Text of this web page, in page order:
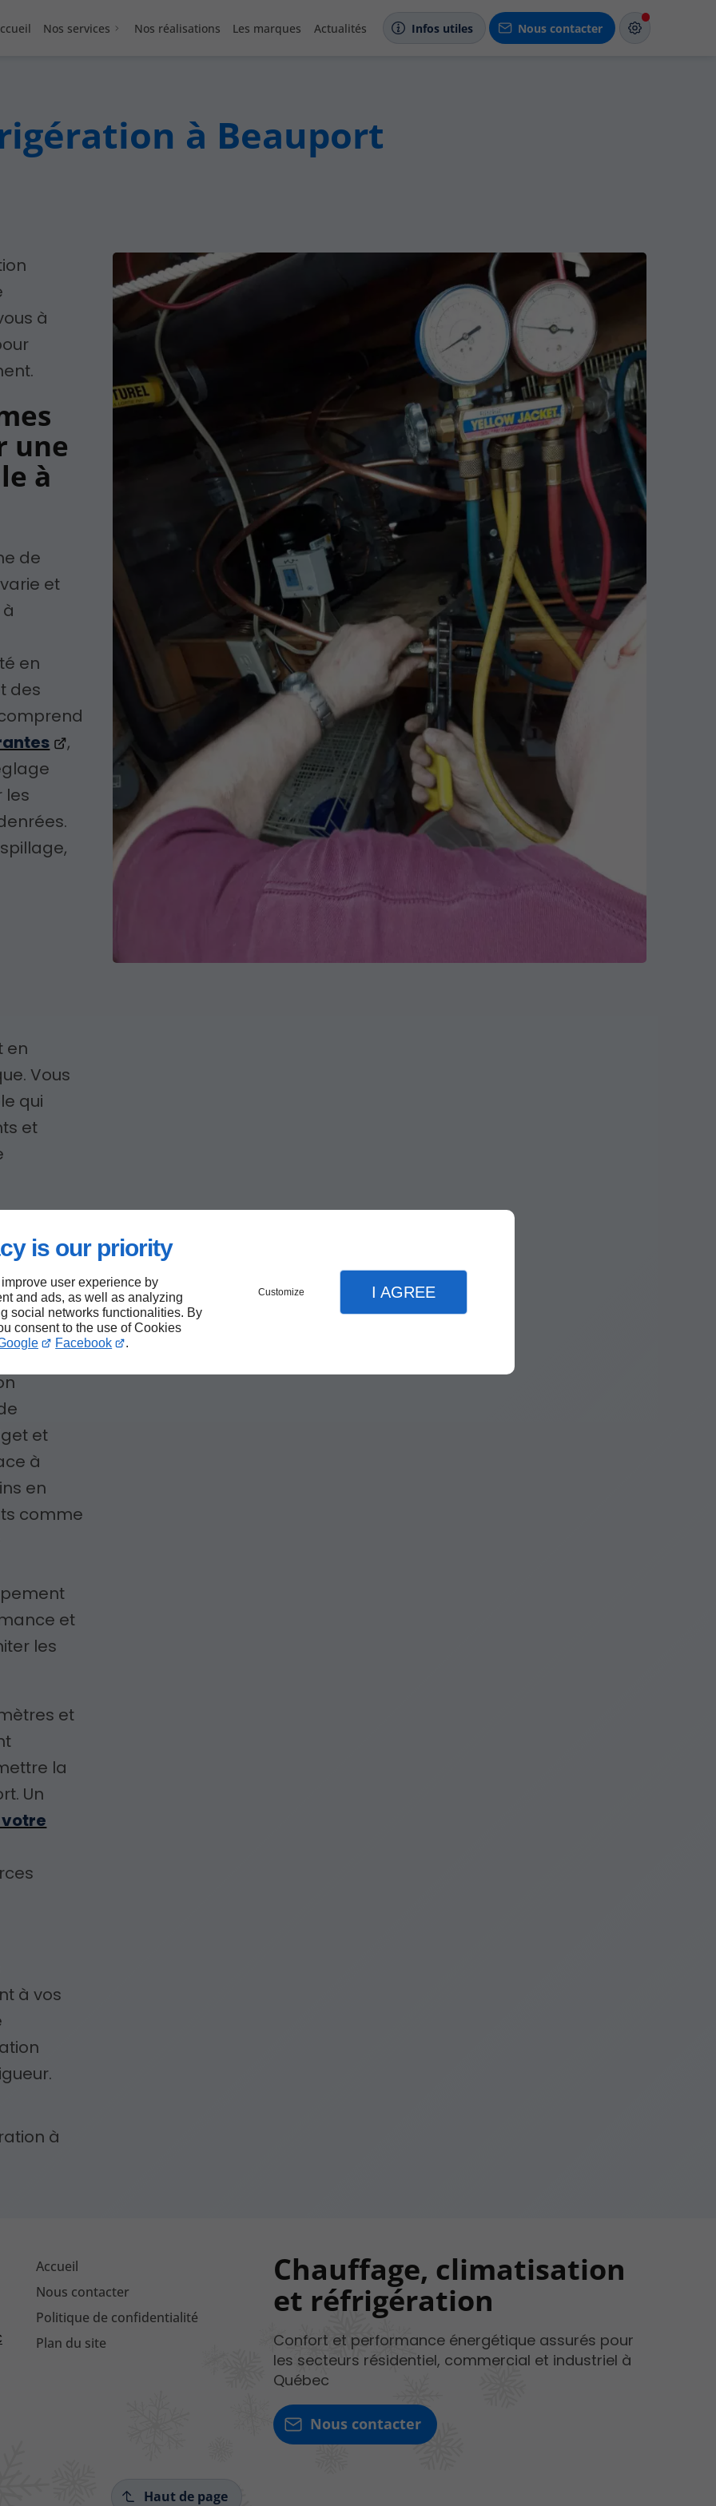
is our priority
user experience by
and ads, as well as analyzing
social networks functionalities. By
consent to the use of Cookies
Facebook .
Customize I AGREE
Nos services Nos réalisations Les marques Actualités Infos utiles Nous contacter
à Beauport
à
une
à
de
et
en
des
,
les
en
Vous
qui
et
à
et
à
en
comme
et
les
et
la
Un
à vos
à
Accueil
Nous contacter
Politique de confidentialité
Plan du site
Chauffage, climatisation
et réfrigération
Confort et performance énergétique assurés pour
les secteurs résidentiel, commercial et industriel à
Québec
Nous contacter
Haut de page